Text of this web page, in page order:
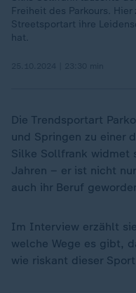
Freiheit des Parkours.
Streetsportart ihre
hat.
Die Trendsportart
und Springen zu einer
Silke Sollfrank widmet
Jahren – er ist nicht
auch ihr Beruf
Im Interview erzählt
welche Wege es gibt,
wie riskant dieser